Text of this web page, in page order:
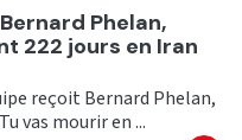
Phelan,
222 jours en Iran
reçoit Bernard Phelan,
vas mourir en ...